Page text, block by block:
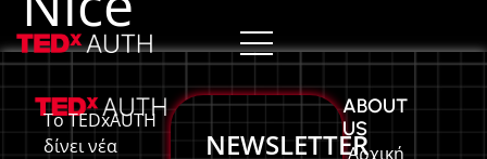
Το TEDxAUTH
δίνει νέα
ABOUT
US
Αρχική
NEWSLETTER